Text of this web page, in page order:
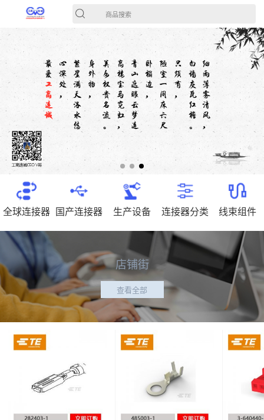
商品搜索
全球连接器 国产连接器 生产设备 连接器分类 线束组件
店铺街
查看全部